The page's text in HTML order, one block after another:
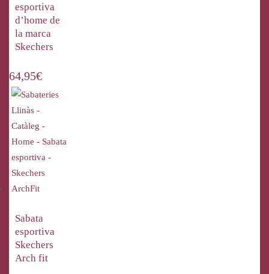
esportiva
d’home de
la marca
Skechers
64,95€
Sabata
esportiva
Skechers
Arch fit